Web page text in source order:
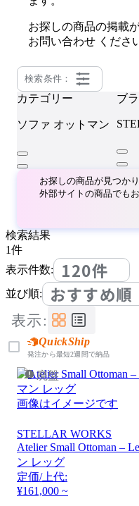
お探しの商品の掲載
お問い合わせ くださ
検索条件：
カテゴリー
ソファ オットマン
ブ
お探しの商品が見つか
外部サイトの商品でも
検索結果
1件
表示件数:
120件
並び順: おすすめ順
表示:
QuickShip
発注から最短2週間で納品
廃盤
画像はイメージです
STELLAR WORKS
Atelier Small Ottoman –
ン レッグ
定価/上代:
¥161,000 ~